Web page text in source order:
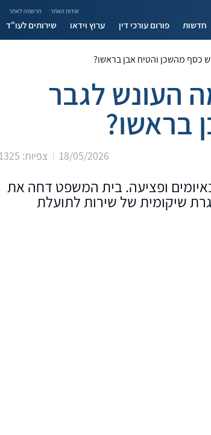
אודות האתר הרשמה לאתר
חדשות פורום עורכי דין ערוץ וידאו שירותים לעו"ד
כסף מהשכן והטיח אבן בראשו?
העונש לגבר
בראשו?
18/05/2026 צפיות: 1325
הסלים לסחיטה באיומים ופציעה. בית המשפט דחה את
שיקומית של שירות לתועלת